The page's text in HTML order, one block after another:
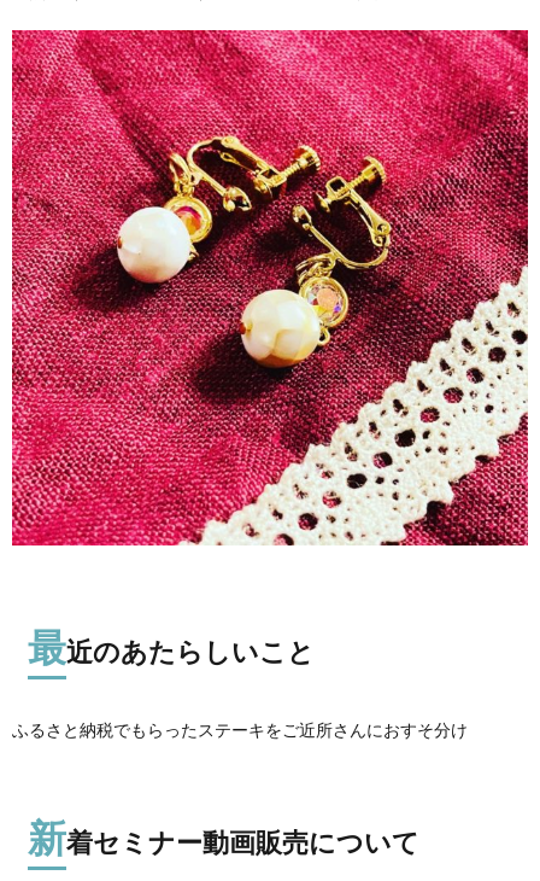
最近のあたらしいこと
ふるさと納税でもらったステーキをご近所さんにおすそ分け
新着セミナー動画販売について